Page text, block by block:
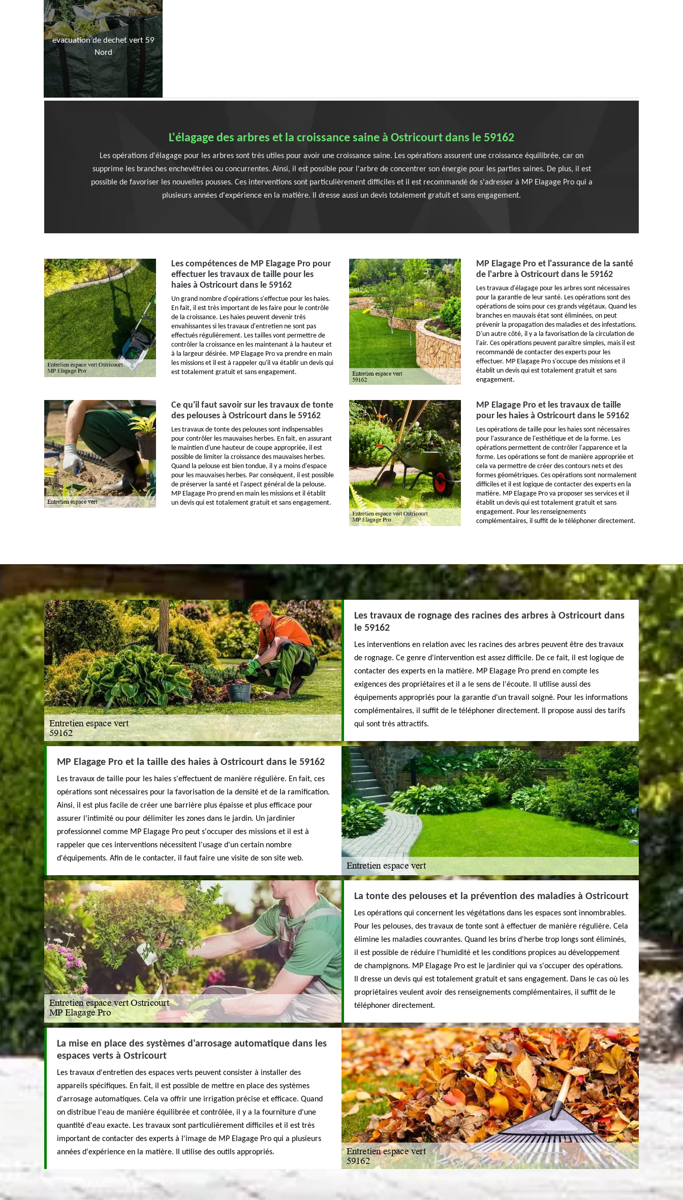
evacuation de dechet vert 59
Nord
L'élagage des arbres et la croissance saine à Ostricourt dans le 59162
Les opérations d'élagage pour les arbres sont très utiles pour avoir une croissance saine. Les opérations assurent une croissance équilibrée, car on
supprime les branches enchevêtrées ou concurrentes. Ainsi, il est possible pour l'arbre de concentrer son énergie pour les parties saines. De plus, il est
possible de favoriser les nouvelles pousses. Ces interventions sont particulièrement difficiles et il est recommandé de s'adresser à MP Elagage Pro qui a
plusieurs années d'expérience en la matière. Il dresse aussi un devis totalement gratuit et sans engagement.
Les compétences de MP Elagage Pro pour
effectuer les travaux de taille pour les
haies à Ostricourt dans le 59162
Un grand nombre d'opérations s'effectue pour les haies.
En fait, il est très important de les faire pour le contrôle
de la croissance. Les haies peuvent devenir très
envahissantes si les travaux d'entretien ne sont pas
effectués régulièrement. Les tailles vont permettre de
contrôler la croissance en les maintenant à la hauteur et
à la largeur désirée. MP Elagage Pro va prendre en main
les missions et il est à rappeler qu'il va établir un devis qui
est totalement gratuit et sans engagement.
MP Elagage Pro et l'assurance de la santé
de l'arbre à Ostricourt dans le 59162
Les travaux d'élagage pour les arbres sont nécessaires
pour la garantie de leur santé. Les opérations sont des
opérations de soins pour ces grands végétaux. Quand les
branches en mauvais état sont éliminées, on peut
prévenir la propagation des maladies et des infestations.
D'un autre côté, il y a la favorisation de la circulation de
l'air. Ces opérations peuvent paraître simples, mais il est
recommandé de contacter des experts pour les
effectuer. MP Elagage Pro s'occupe des missions et il
établit un devis qui est totalement gratuit et sans
engagement.
Ce qu'il faut savoir sur les travaux de tonte
des pelouses à Ostricourt dans le 59162
Les travaux de tonte des pelouses sont indispensables
pour contrôler les mauvaises herbes. En fait, en assurant
le maintien d'une hauteur de coupe appropriée, il est
possible de limiter la croissance des mauvaises herbes.
Quand la pelouse est bien tondue, il y a moins d'espace
pour les mauvaises herbes. Par conséquent, il est possible
de préserver la santé et l'aspect général de la pelouse.
MP Elagage Pro prend en main les missions et il établit
un devis qui est totalement gratuit et sans engagement.
MP Elagage Pro et les travaux de taille
pour les haies à Ostricourt dans le 59162
Les opérations de taille pour les haies sont nécessaires
pour l'assurance de l'esthétique et de la forme. Les
opérations permettent de contrôler l'apparence et la
forme. Les opérations se font de manière appropriée et
cela va permettre de créer des contours nets et des
formes géométriques. Ces opérations sont normalement
difficiles et il est logique de contacter des experts en la
matière. MP Elagage Pro va proposer ses services et il
établit un devis qui est totalement gratuit et sans
engagement. Pour les renseignements
complémentaires, il suffit de le téléphoner directement.
Les travaux de rognage des racines des arbres à Ostricourt dans
le 59162
Les interventions en relation avec les racines des arbres peuvent être des travaux
de rognage. Ce genre d'intervention est assez difficile. De ce fait, il est logique de
contacter des experts en la matière. MP Elagage Pro prend en compte les
exigences des propriétaires et il a le sens de l'écoute. Il utilise aussi des
équipements appropriés pour la garantie d'un travail soigné. Pour les informations
complémentaires, il suffit de le téléphoner directement. Il propose aussi des tarifs
qui sont très attractifs.
MP Elagage Pro et la taille des haies à Ostricourt dans le 59162
Les travaux de taille pour les haies s'effectuent de manière régulière. En fait, ces
opérations sont nécessaires pour la favorisation de la densité et de la ramification.
Ainsi, il est plus facile de créer une barrière plus épaisse et plus efficace pour
assurer l'intimité ou pour délimiter les zones dans le jardin. Un jardinier
professionnel comme MP Elagage Pro peut s'occuper des missions et il est à
rappeler que ces interventions nécessitent l'usage d'un certain nombre
d'équipements. Afin de le contacter, il faut faire une visite de son site web.
La tonte des pelouses et la prévention des maladies à Ostricourt
Les opérations qui concernent les végétations dans les espaces sont innombrables.
Pour les pelouses, des travaux de tonte sont à effectuer de manière régulière. Cela
élimine les maladies couvrantes. Quand les brins d'herbe trop longs sont éliminés,
il est possible de réduire l'humidité et les conditions propices au développement
de champignons. MP Elagage Pro est le jardinier qui va s'occuper des opérations.
Il dresse un devis qui est totalement gratuit et sans engagement. Dans le cas où les
propriétaires veulent avoir des renseignements complémentaires, il suffit de le
téléphoner directement.
La mise en place des systèmes d'arrosage automatique dans les
espaces verts à Ostricourt
Les travaux d'entretien des espaces verts peuvent consister à installer des
appareils spécifiques. En fait, il est possible de mettre en place des systèmes
d'arrosage automatiques. Cela va offrir une irrigation précise et efficace. Quand
on distribue l'eau de manière équilibrée et contrôlée, il y a la fourniture d'une
quantité d'eau exacte. Les travaux sont particulièrement difficiles et il est très
important de contacter des experts à l'image de MP Elagage Pro qui a plusieurs
années d'expérience en la matière. Il utilise des outils appropriés.